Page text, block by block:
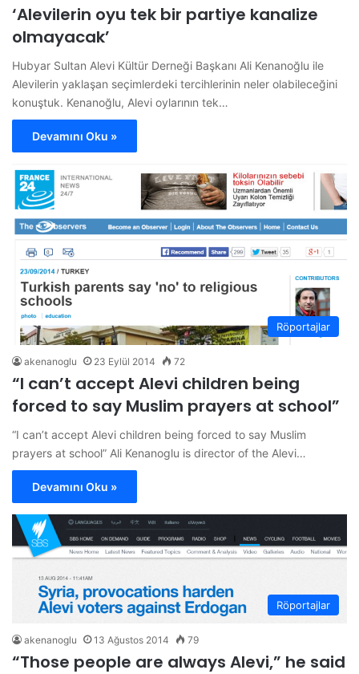
‘Alevilerin oyu tek bir partiye kanalize
olmayacak’
Hubyar Sultan Alevi Kültür Derneği Başkanı Ali Kenanoğlu ile
Alevilerin yaklaşan seçimlerdeki tercihlerinin neler olabileceğini
konuştuk. Kenanoğlu, Alevi oylarının tek…
Devamını Oku »
Röportajlar
akenanoglu 23 Eylül 2014 72
“I can’t accept Alevi children being
forced to say Muslim prayers at school”
“I can’t accept Alevi children being forced to say Muslim
prayers at school” Ali Kenanoglu is director of the Alevi…
Devamını Oku »
Röportajlar
akenanoglu 13 Ağustos 2014 79
“Those people are always Alevi,” he said